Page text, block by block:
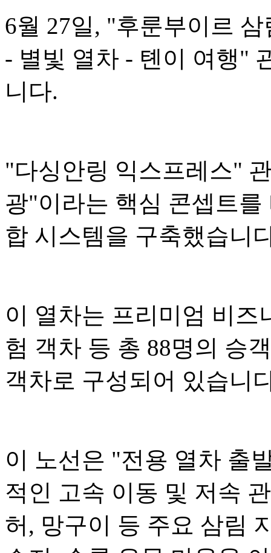
6월 27일, "후룬부이르
- 별빛 열차 - 톈이 여행"
니다.
"다싱안링 익스프레스"
광"이라는 핵심 콘셉트
합 시스템을 구축했습니
이 열차는 프리미엄 비즈
험 객차 등 총 88명의 승
객차로 구성되어 있습니
이 노선은 "전용 열차 출
적인 고속 이동 및 저속
허, 망구이 등 주요 삼림